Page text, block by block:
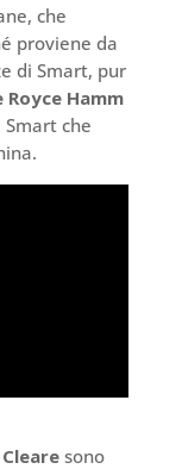
che
proviene da
di Smart, pur
Royce Hamm
che
sono